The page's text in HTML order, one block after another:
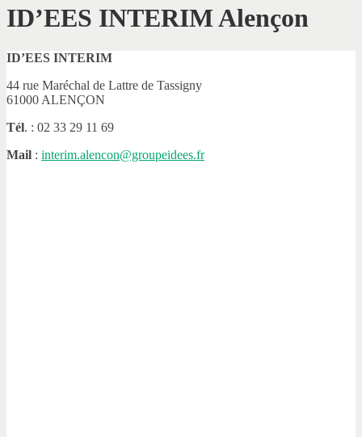
ID’EES INTERIM Alençon
ID’EES INTERIM
44 rue Maréchal de Lattre de Tassigny
61000 ALENÇON
Tél. : 02 33 29 11 69
Mail : interim.alencon@groupeidees.fr